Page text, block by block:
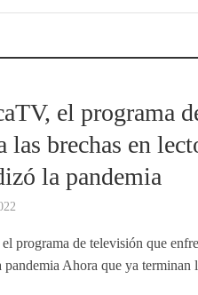
el programa
las brechas en
la pandemia
programa de televisión que
Ahora que ya terminan